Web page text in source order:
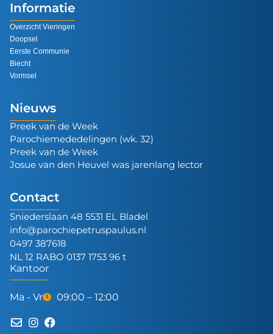
Informatie
Overzicht Vieringen
Doopsel
Eerste Communie
Biecht
Vormsel
Nieuws
Preek van de Week
Parochiemededelingen (wk. 32)
Preek van de Week
Josue van den Heuvel was jarenlang lector
Contact
Sniederslaan 48 5531 EL Bladel
info@parochiepetruspaulus.nl
0497 387618
NL 12 RABO 0137 1753 96 t
Kantoor
Ma - Vr 09:00 – 12:00